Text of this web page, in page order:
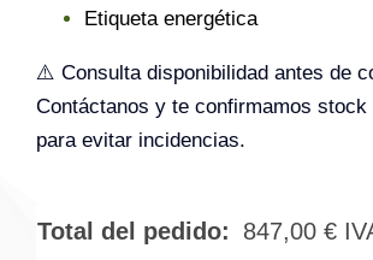
Etiqueta energética
⚠️ Consulta disponibilidad antes de
Contáctanos y te confirmamos stock
para evitar incidencias.
Total del pedido: 847,00 €